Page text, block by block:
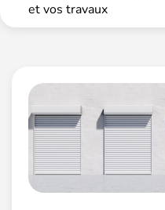
et vos travaux